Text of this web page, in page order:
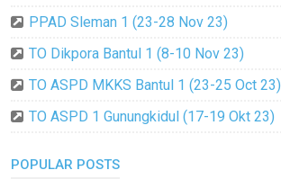
PPAD Sleman 1 (23-28 Nov 23)
TO Dikpora Bantul 1 (8-10 Nov 23)
TO ASPD MKKS Bantul 1 (23-25 Oct 23)
TO ASPD 1 Gunungkidul (17-19 Okt 23)
POPULAR POSTS